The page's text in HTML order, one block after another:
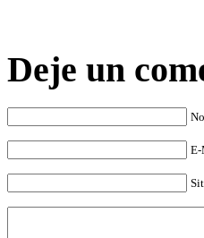
Deje un
E-